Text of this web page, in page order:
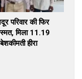
परिवार की फिर
मिला 11.19
हीरा